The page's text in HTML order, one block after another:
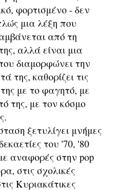
φορτισμένο - δεν
μια λέξη που
από τη
αλλά είναι μια
διαμορφώνει την
της, καθορίζει τις
με το φαγητό, με
της, με τον κόσμο
ξετυλίγει μνήμες
του '70, '80
αναφορές στην pop
στις σχολικές
Κυριακάτικες